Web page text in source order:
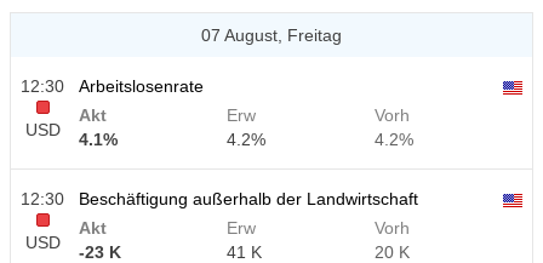
07 August, Freitag
12:30
USD
Arbeitslosenrate
Akt
4.1%
Erw
4.2%
Vorh
4.2%
12:30
USD
Beschäftigung außerhalb der Landwirtschaft
Akt
-23 K
Erw
41 K
Vorh
20 K